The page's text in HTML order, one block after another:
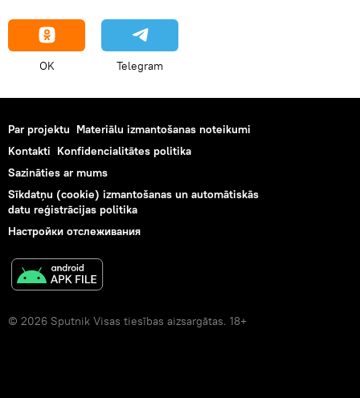
OK Telegram
Par projektu Materiālu izmantošanas noteikumi
Kontakti Konfidencialitātes politika
Sazināties ar mums
Sīkdatņu (cookie) izmantošanas un automātiskās
datu reģistrācijas politika
Настройки отслеживания
© 2026 Sputnik Visas tiesības aizsargātas. 18+